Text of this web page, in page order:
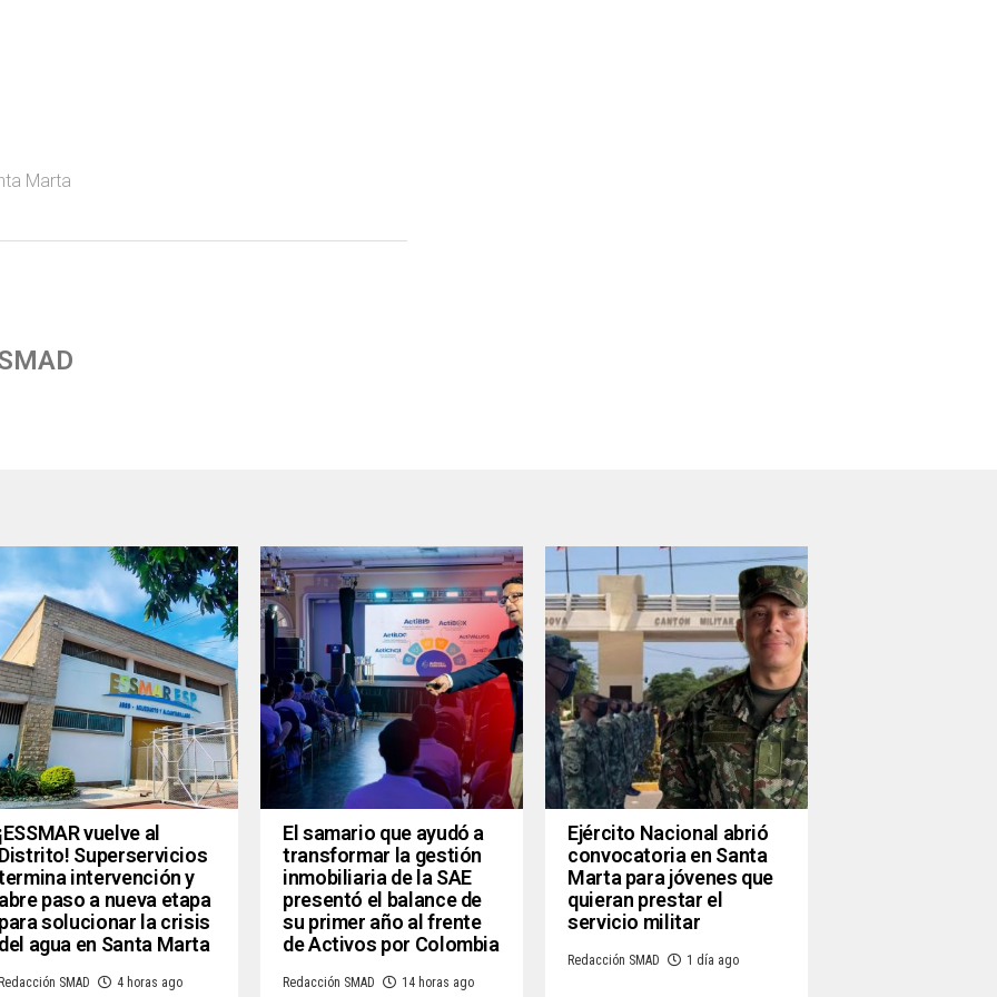
Marta
¡ESSMAR vuelve al
Distrito! Superservicios
intervención y
abre paso a nueva etapa
para solucionar la crisis
del agua en Santa Marta
Redacción SMAD 4 horas ago
El samario que ayudó a
transformar la gestión
inmobiliaria de la SAE
presentó el balance de
su primer año al frente
de Activos por Colombia
Redacción SMAD 14 horas ago
Ejército Nacional abrió
convocatoria en Santa
Marta para jóvenes que
quieran prestar el
servicio militar
Redacción SMAD 1 día ago